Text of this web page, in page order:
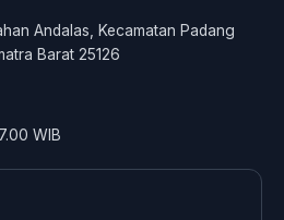
Andalas, Kecamatan Padang
Barat 25126
WIB